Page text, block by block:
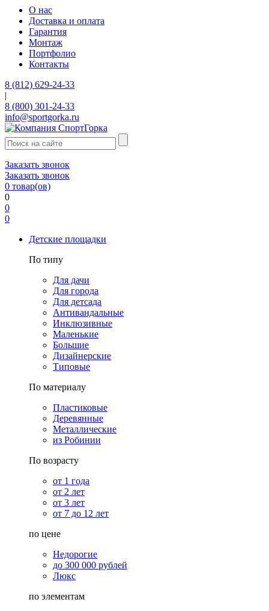
О нас
Доставка и оплата
Гарантия
Монтаж
Портфолио
Контакты
8 (812) 629-24-33
|
8 (800) 301-24-33
info@sportgorka.ru
Заказать звонок
Заказать звонок
0 товар(ов)
0
0
0
Детские площадки
По типу
Для дачи
Для города
Для детсада
Антивандальные
Инклюзивные
Маленькие
Большие
Дизайнерские
Типовые
По материалу
Пластиковые
Деревянные
Металлические
из Робинии
По возрасту
от 1 года
от 2 лет
от 3 лет
от 7 до 12 лет
по цене
Недорогие
до 300 000 рублей
Люкс
по элементам